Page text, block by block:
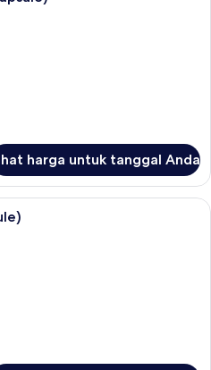
harga untuk tanggal Anda